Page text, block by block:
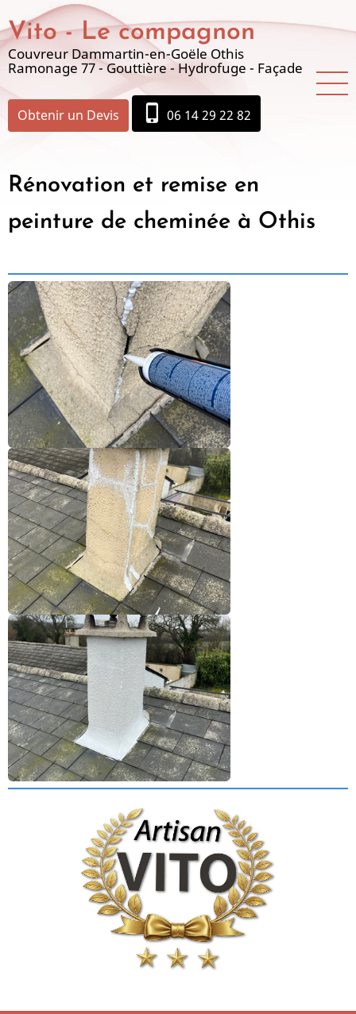
au
contenu
principal
Vito - Le compagnon
Couvreur Dammartin-en-Goële Othis
Ramonage 77 - Gouttière - Hydrofuge - Façade
Obtenir un Devis phone_iphone 06 14 29 22 82
Rénovation et remise en
peinture de cheminée à Othis